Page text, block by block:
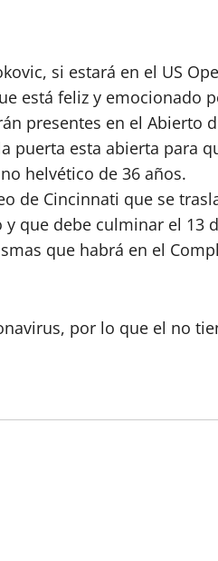
si estará en el US
está feliz y emocionado
presentes en el Abierto
puerta esta abierta para
helvético de 36 años.
de Cincinnati que se
que debe culminar el 13
que habrá en el
por lo que el no